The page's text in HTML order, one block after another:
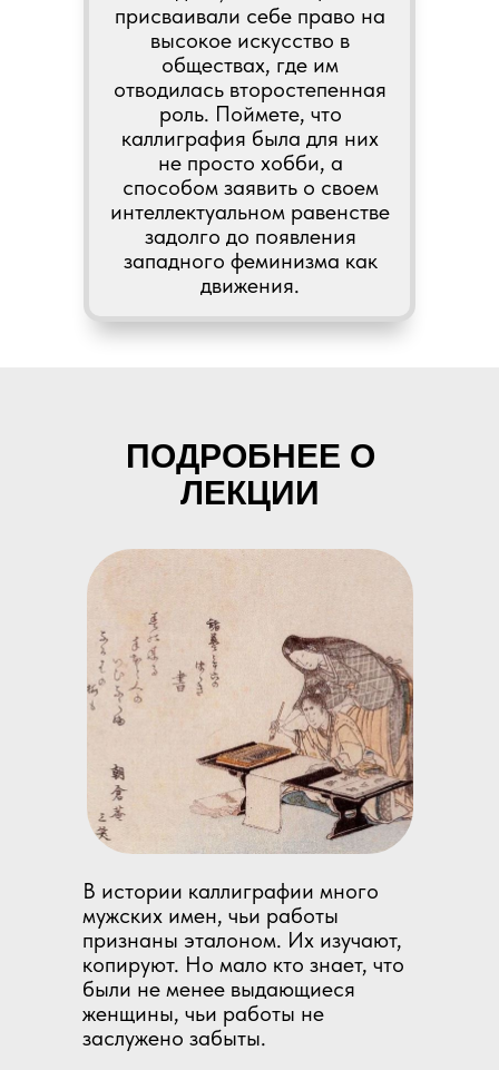
присваивали себе право на
высокое искусство в
обществах, где им
отводилась второстепенная
роль. Поймете, что
каллиграфия была для них
не просто хобби, а
способом заявить о своем
интеллектуальном равенстве
задолго до появления
западного феминизма как
движения.
ПОДРОБНЕЕ О
ЛЕКЦИИ
В истории каллиграфии много
мужских имен, чьи работы
признаны эталоном. Их изучают,
копируют. Но мало кто знает, что
были не менее выдающиеся
женщины, чьи работы не
заслужено забыты.